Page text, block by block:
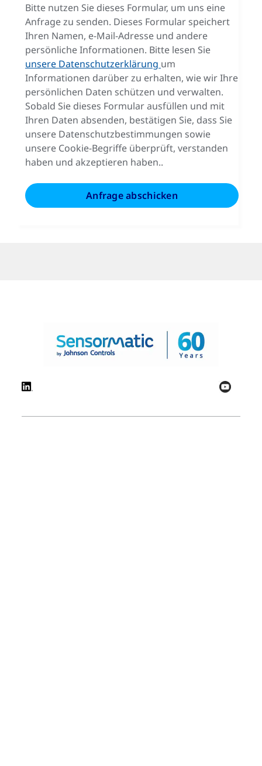
Bitte nutzen Sie dieses Formular, um uns eine
Anfrage zu senden. Dieses Formular speichert
Ihren Namen, e-Mail-Adresse und andere
persönliche Informationen. Bitte lesen Sie
unsere Datenschutzerklärung um
Informationen darüber zu erhalten, wie wir Ihre
persönlichen Daten schützen und verwalten.
Sobald Sie dieses Formular ausfüllen und mit
Ihren Daten absenden, bestätigen Sie, dass Sie
unsere Datenschutzbestimmungen sowie
unsere Cookie-Begriffe überprüft, verstanden
haben und akzeptieren haben..